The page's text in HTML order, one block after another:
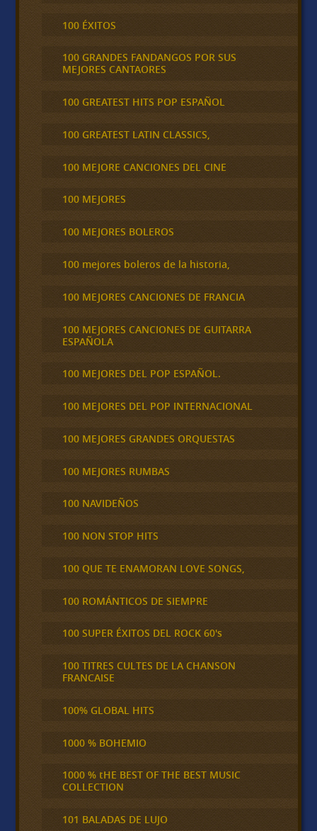
100 ÉXITOS
100 GRANDES FANDANGOS POR SUS
MEJORES CANTAORES
100 GREATEST HITS POP ESPAÑOL
100 GREATEST LATIN CLASSICS,
100 MEJORE CANCIONES DEL CINE
100 MEJORES
100 MEJORES BOLEROS
100 mejores boleros de la historia,
100 MEJORES CANCIONES DE FRANCIA
100 MEJORES CANCIONES DE GUITARRA
ESPAÑOLA
100 MEJORES DEL POP ESPAÑOL.
100 MEJORES DEL POP INTERNACIONAL
100 MEJORES GRANDES ORQUESTAS
100 MEJORES RUMBAS
100 NAVIDEÑOS
100 NON STOP HITS
100 QUE TE ENAMORAN LOVE SONGS,
100 ROMÁNTICOS DE SIEMPRE
100 SUPER ÉXITOS DEL ROCK 60's
100 TITRES CULTES DE LA CHANSON
FRANCAISE
100% GLOBAL HITS
1000 % BOHEMIO
1000 % tHE BEST OF THE BEST MUSIC
COLLECTION
101 BALADAS DE LUJO